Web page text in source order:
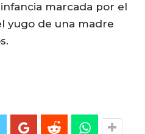
marcada por el
yugo de una madre